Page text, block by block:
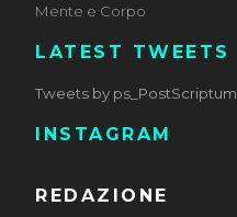
Mente e Corpo
LATEST TWEETS
Tweets by ps_PostScriptum
INSTAGRAM
REDAZIONE